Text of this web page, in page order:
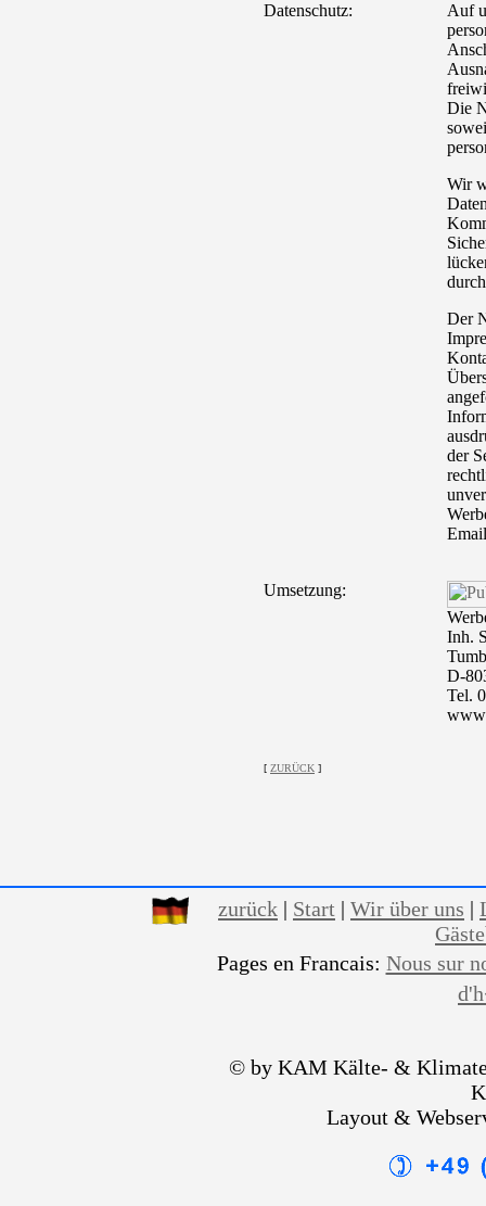
Datenschutz:
Auf
Die
Wir
Der
der
Umsetzung:
Inh.
D-
Tel.
[ ZURÜCK ]
zurück | Start | Wir über uns |
Pages en Francais: Nous sur
© by KAM Kälte- &
Layout &